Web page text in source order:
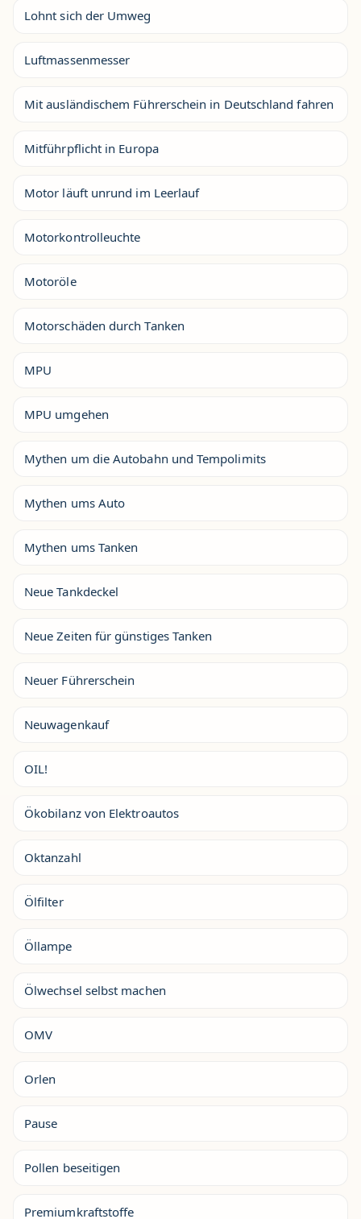
Lohnt sich der Umweg
Luftmassenmesser
Mit ausländischem Führerschein in Deutschland fahren
Mitführpflicht in Europa
Motor läuft unrund im Leerlauf
Motorkontrolleuchte
Motoröle
Motorschäden durch Tanken
MPU
MPU umgehen
Mythen um die Autobahn und Tempolimits
Mythen ums Auto
Mythen ums Tanken
Neue Tankdeckel
Neue Zeiten für günstiges Tanken
Neuer Führerschein
Neuwagenkauf
OIL!
Ökobilanz von Elektroautos
Oktanzahl
Ölfilter
Öllampe
Ölwechsel selbst machen
OMV
Orlen
Pause
Pollen beseitigen
Premiumkraftstoffe